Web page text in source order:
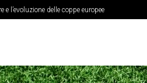
l’evoluzione delle coppe europee